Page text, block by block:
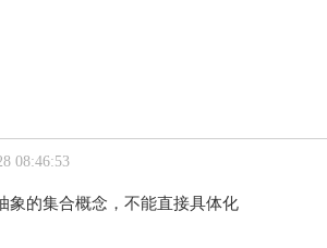
08:46:53
象的集合概念，不能直接具体化